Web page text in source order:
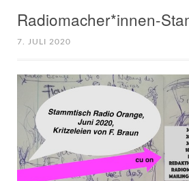
Radiomacher*innen-
7. JULI 2020